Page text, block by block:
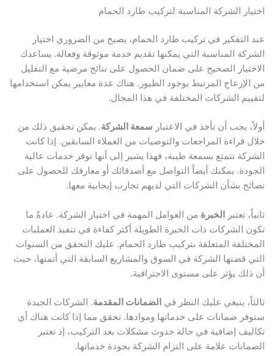
اختيار الشركة المناسبة لتركيب طارد الحمام
عند التفكير في تركيب طارد الحمام، يصبح من الضروري اختيار
الشركة المناسبة التي يمكنها تقديم خدمة موثوقة وفعالة. يساعدك
الاختيار الصحيح على ضمان الحصول على نتائج مرضية مع التقليل
من الإزعاج المرتبط بوجود الطيور. هناك عدة معايير يمكن استخدامها
لتقييم الشركات المختلفة في هذا المجال.
أولاً، يجب أن تأخذ في الاعتبار سمعة الشركة. يمكن تحقيق ذلك من
خلال قراءة المراجعات والتوصيات من العملاء السابقين. إذا كانت
الشركة تتمتع بسمعة طيبة، فهذا يشير إلى أنها توفر خدمات عالية
الجودة. يمكنك أيضاً التواصل مع أصدقائك أو معارفك للحصول على
نصائح بشأن الشركات التي لديهم تجارب إيجابية معها.
ثانياً، تعتبر الخبرة من العوامل المهمة في اختيار الشركة. عادةً ما
تكون الشركات ذات الخبرة الطويلة أكثر كفاءة في تنفيذ العمليات
المختلفة المتعلقة بتركيب طارد الحمام. عليك التحقق من السنوات
التي قضتها الشركة في السوق والمشاريع السابقة التي أتمتها، حيث
أن ذلك يؤثر على مستوى الاحترافية.
ثالثاً، ينبغي عليك النظر في الضمانات المقدمة. الشركات الجيدة
ستوفر ضمانات على خدماتها وموادها. تحقق مما إذا كانت هناك أي
تكاليف إضافية في حالة حدوث مشكلات بعد التركيب، إذ تعتبر
الضمانات علامة على التزام الشركة بجودة خدماتها.